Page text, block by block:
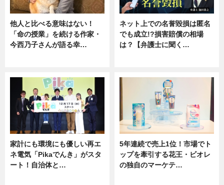
他人と比べる意味はない！
「命の授業」を続ける作家・
今西乃子さんが語る幸…
ネット上での名誉毀損は匿名
でも成立!?損害賠償の相場
は？【弁護士に聞く…
家計にも環境にも優しい再エ
ネ電気「Pikaでんき」がスタ
ート！自治体と…
5年連続で売上1位！市場でト
ップを牽引する花王・ビオレ
の独自のマーケテ…